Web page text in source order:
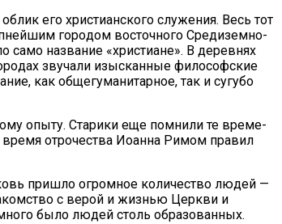
его хри­сти­ан­ско­го слу­же­ния. Весь тот
го­ро­дом во­сточ­но­го Сре­ди­зем­но­
са­мо на­зва­ние «хри­сти­ане». В де­рев­нях
зву­ча­ли изыс­кан­ные фило­соф­ские
как об­ще­гу­ма­ни­тар­ное, так и су­гу­бо
опы­ту. Ста­ри­ки еще пом­ни­ли те вре­ме­
от­ро­че­ства Иоан­на Ри­мом пра­вил
при­шло огром­ное ко­ли­че­ство лю­дей —
с ве­рой и жиз­нью Церк­ви и
бы­ло лю­дей столь об­ра­зо­ван­ных.